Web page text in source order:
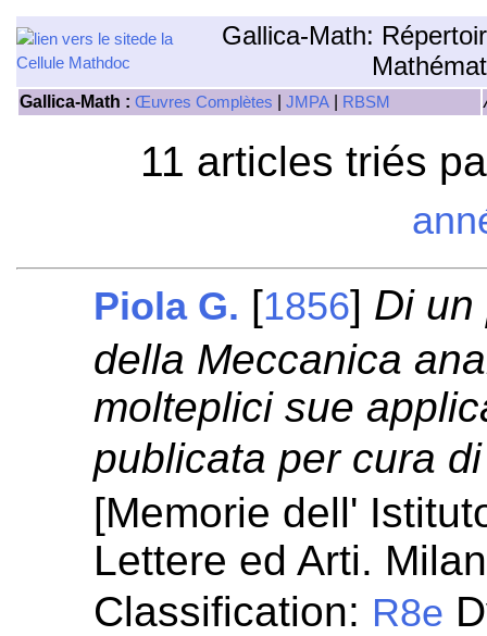
Gallica-Math:
Gallica-Math : Œuvres Complètes JMPA RBSM
11 articles triés
Piola G. [1856] Di un
della Meccanica
molteplici sue
publicata per cura
[Memorie dell'
Lettere ed Arti.
Classification: R8e